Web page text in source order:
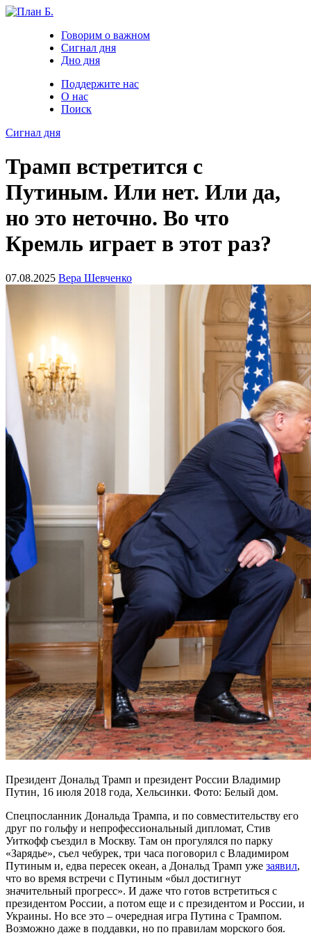
Говорим о важном
Сигнал дня
Дно дня
Поддержите нас
О нас
Поиск
Сигнал дня
Трамп встретится с
Путиным. Или нет. Или да,
но это неточно. Во что
Кремль играет в этот раз?
07.08.2025 Вера Шевченко
Президент Дональд Трамп и президент России Владимир
Путин, 16 июля 2018 года, Хельсинки. Фото: Белый дом.
Спецпосланник Дональда Трампа, и по совместительству его
друг по гольфу и непрофессиональный дипломат, Стив
Уиткофф съездил в Москву. Там он прогулялся по парку
«Зарядье», съел чебурек, три часа поговорил с Владимиром
Путиным и, едва пересек океан, а Дональд Трамп уже заявил,
что во время встречи с Путиным «был достигнут
значительный прогресс». И даже что готов встретиться с
президентом России, а потом еще и с президентом и России, и
Украины. Но все это – очередная игра Путина с Трампом.
Возможно даже в поддавки, но по правилам морского боя.